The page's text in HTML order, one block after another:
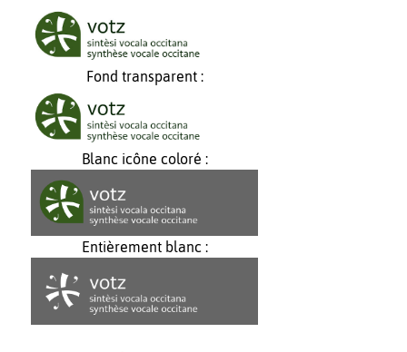
Fond transparent :
Blanc icône coloré :
Entièrement blanc :